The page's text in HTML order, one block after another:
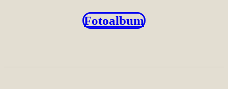
Fotoalbum